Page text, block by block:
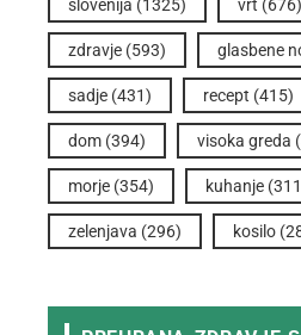
slovenija (1325) vrt (676)
zdravje (593) glasbene
sadje (431) recept (415)
dom (394) visoka greda
morje (354) kuhanje
zelenjava (296) kosilo